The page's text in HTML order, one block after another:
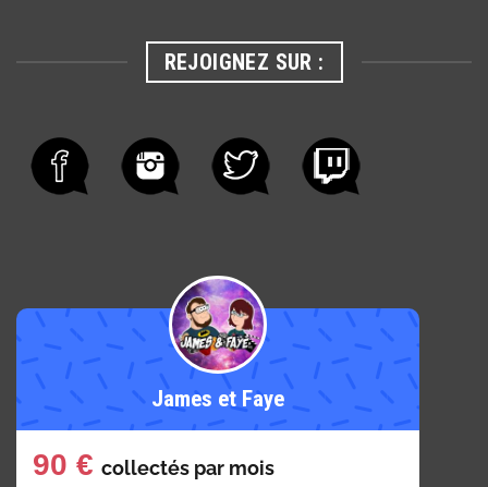
REJOIGNEZ SUR :
James et Faye
90 € collectés par mois